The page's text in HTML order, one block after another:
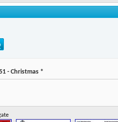
- Christmas *